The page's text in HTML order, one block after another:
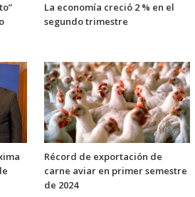
La economía creció 2 % en el
segundo trimestre
Récord de exportación de
carne aviar en primer semestre
de 2024